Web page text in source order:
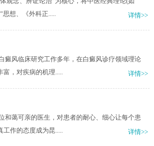
思想、《外科正.....
详情>>
癜风临床研究工作多年，在白癜风诊疗领域理论
富，对疾病的机理.....
详情>>
和蔼可亲的医生，对患者的耐心、细心让每个患
工作的态度成为昆.....
详情>>